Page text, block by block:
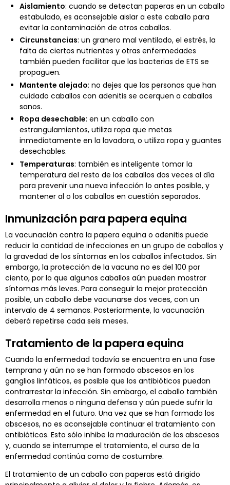
Aislamiento: cuando se detectan paperas en un caballo
estabulado, es aconsejable aislar a este caballo para
evitar la contaminación de otros caballos.
Circunstancias: un granero mal ventilado, el estrés, la
falta de ciertos nutrientes y otras enfermedades
también pueden facilitar que las bacterias de ETS se
propaguen.
Mantente alejado: no dejes que las personas que han
cuidado caballos con adenitis se acerquen a caballos
sanos.
Ropa desechable: en un caballo con
estrangulamientos, utiliza ropa que metas
inmediatamente en la lavadora, o utiliza ropa y guantes
desechables.
Temperaturas: también es inteligente tomar la
temperatura del resto de los caballos dos veces al día
para prevenir una nueva infección lo antes posible, y
mantener al o los caballos en cuestión separados.
Inmunización para papera equina
La vacunación contra la papera equina o adenitis puede
reducir la cantidad de infecciones en un grupo de caballos y
la gravedad de los síntomas en los caballos infectados. Sin
embargo, la protección de la vacuna no es del 100 por
ciento, por lo que algunos caballos aún pueden mostrar
síntomas más leves. Para conseguir la mejor protección
posible, un caballo debe vacunarse dos veces, con un
intervalo de 4 semanas. Posteriormente, la vacunación
deberá repetirse cada seis meses.
Tratamiento de la papera equina
Cuando la enfermedad todavía se encuentra en una fase
temprana y aún no se han formado abscesos en los
ganglios linfáticos, es posible que los antibióticos puedan
contrarrestar la infección. Sin embargo, el caballo también
desarrolla menos o ninguna defensa y aún puede sufrir la
enfermedad en el futuro. Una vez que se han formado los
abscesos, no es aconsejable continuar el tratamiento con
antibióticos. Esto sólo inhibe la maduración de los abscesos
y, cuando se interrumpe el tratamiento, el curso de la
enfermedad continúa como de costumbre.
El tratamiento de un caballo con paperas está dirigido